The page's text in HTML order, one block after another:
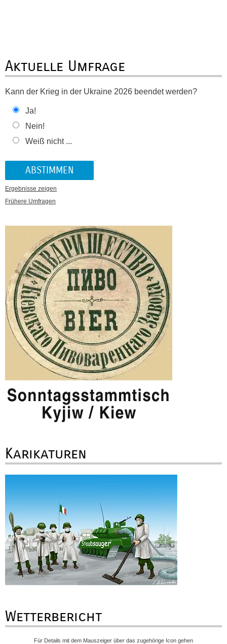
Aktuelle Umfrage
Kann der Krieg in der Ukraine 2026 beendet werden?
Ja!
Nein!
Weiß nicht ...
Ergebnisse zeigen
Frühere Umfragen
Karikaturen
Wetterbericht
Für Details mit dem Mauszeiger über das zugehörige Icon gehen